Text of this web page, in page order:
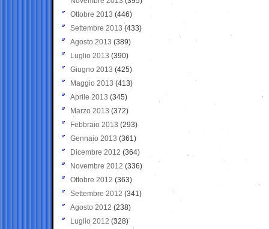
Ottobre 2013 (446)
Settembre 2013 (433)
Agosto 2013 (389)
Luglio 2013 (390)
Giugno 2013 (425)
Maggio 2013 (413)
Aprile 2013 (345)
Marzo 2013 (372)
Febbraio 2013 (293)
Gennaio 2013 (361)
Dicembre 2012 (364)
Novembre 2012 (336)
Ottobre 2012 (363)
Settembre 2012 (341)
Agosto 2012 (238)
Luglio 2012 (328)